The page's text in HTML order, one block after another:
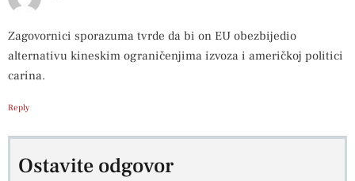
Zagovornici sporazuma tvrde da bi on EU obezbijedio
alternativu kineskim ograničenjima izvoza i američkoj politici
carina.
Reply
Ostavite odgovor